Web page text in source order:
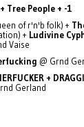
Tree People + -1
of r'n'b folk) +
+ Ludivine
Vaise
@ Grnd
+
Gerland